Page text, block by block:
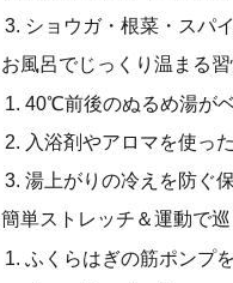
ショウガ・根菜・スパ
お風呂でじっくり温まる
40℃前後のぬるめ湯が
入浴剤やアロマを使っ
湯上がりの冷えを防ぐ
簡単ストレッチ＆運動で
ふくらはぎの筋ポンプ